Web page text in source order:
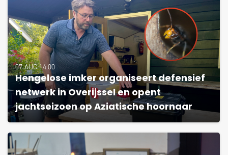
07 AUG 14:00
Hengelose imker organiseert defensief
netwerk in Overijssel en opent
jachtseizoen op Aziatische hoornaar